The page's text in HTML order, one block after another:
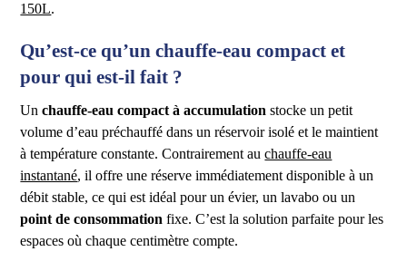
150L.
Qu’est-ce qu’un chauffe-eau compact et
pour qui est-il fait ?
Unchauffe-eau compact à accumulation stocke un petit
volume d’eau préchauffé dans un réservoir isolé et le maintient
à température constante. Contrairement auchauffe-eau
instantané, il offre une réserve immédiatement disponible à un
débit stable, ce qui est idéal pour un évier, un lavabo ou un
point de consommation fixe. C’est la solution parfaite pour les
espaces où chaque centimètre compte.